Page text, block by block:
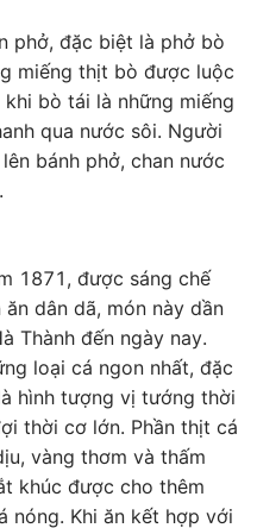
phở, đặc biệt là phở bò
miếng thịt bò được luộc
bò tái là những miếng
qua nước sôi. Người
bánh phở, chan nước
1871, được sáng chế
dân dã, món này dần
Thành đến ngày nay.
loại cá ngon nhất, đặc
hình tượng vị tướng thời
thời cơ lớn. Phần thịt cá
vàng thơm và thấm
khúc được cho thêm
nóng. Khi ăn kết hợp với